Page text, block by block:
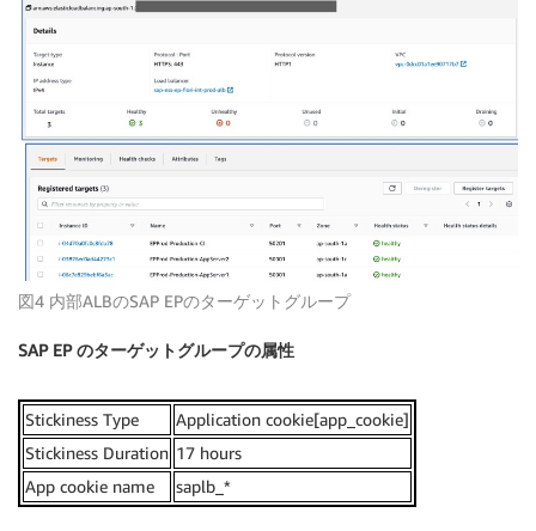
図4 内部ALBのSAP EPのターゲットグループ
SAP EP のターゲットグループの属性
Stickiness Type
Application cookie[app_cookie]
Stickiness Duration 17 hours
App cookie name
saplb_*